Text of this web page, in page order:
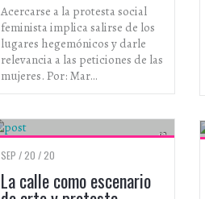
Acercarse a la protesta social
feminista implica salirse de los
lugares hegemónicos y darle
relevancia a las peticiones de las
mujeres. Por: Mar…
SEP / 20 / 20
La calle como escenario